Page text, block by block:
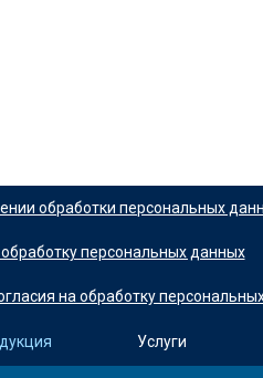
обработки персональных
персональных данных
на обработку
Услуги